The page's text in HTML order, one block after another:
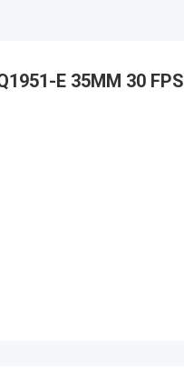
E 35MM 30 FPS